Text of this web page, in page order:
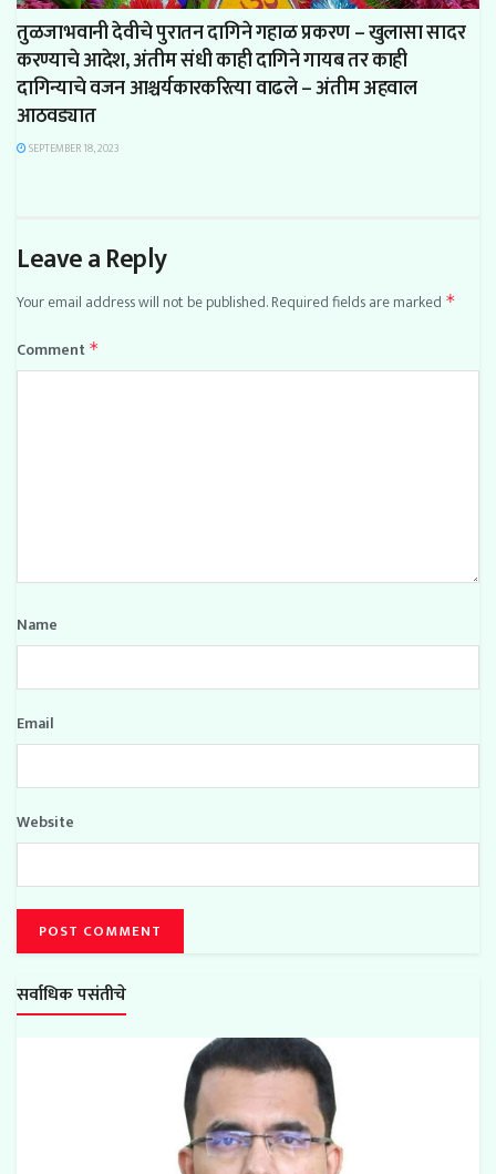
तुळजाभवानी देवीचे पुरातन दागिने गहाळ प्रकरण – खुलासा सादर
करण्याचे आदेश, अंतीम संधी काही दागिने गायब तर काही
दागिन्याचे वजन आश्चर्यकारकरित्या वाढले – अंतीम अहवाल
आठवड्यात
SEPTEMBER 18, 2023
Leave a Reply
Your email address will not be published.Required fields are marked *
Comment *
Name
Email
Website
सर्वाधिक पसंतीचे